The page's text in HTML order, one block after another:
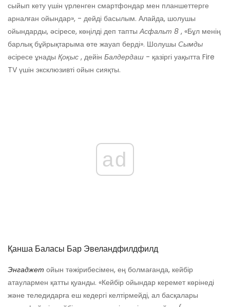
сыйып кету үшін үрленген смартфондар мен планшеттерге
арналған ойындар», - дейді басылым. Алайда, шолушы
ойындарды, әсіресе, көңілді деп таптыАсфальт 8 , «Бұл менің
барлық бұйрықтарыма өте жауап берді». Шолушы Сымды
әсіресе ұнады Қоқыс , дейін Балдердаш - қазіргі уақытта Fire
TV үшін эксклюзивті ойын сияқты.
ad
Қанша Баласы Бар Эвеландфилдфилд
Энгаджет ойын тәжірибесімен, ең болмағанда, кейбір
атаулармен қатты қуанды. «Кейбір ойындар керемет көрінеді
және теледидарға еш кедергі келтірмейді, ал басқалары